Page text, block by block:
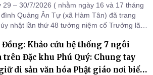
29 – 30/7/2026 ( nhằm ngày 16 và 17 tháng
Quảng Ân Tự (xã Hàm Tân) đã trang
nhật lần thứ 48 tưởng niệm cố Trưởng lão
môn đồ pháp quyến cùng đông đảo thiện tín
về đạo tràng, th
Đồng: Khảo cứu hệ thống 7 ngôi
trên Đặc khu Phú Quý: Chung tay
di sản văn hóa Phật giáo nơi biển